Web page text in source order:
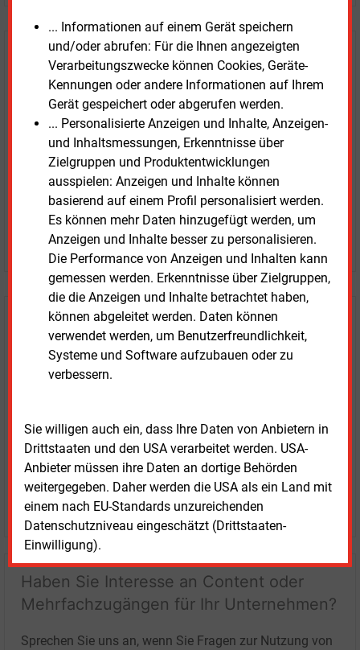
... Informationen auf einem Gerät speichern
und/oder abrufen: Für die Ihnen angezeigten
Verarbeitungszwecke können Cookies, Geräte-
Kennungen oder andere Informationen auf Ihrem
Gerät gespeichert oder abgerufen werden.
... Personalisierte Anzeigen und Inhalte, Anzeigen-
und Inhaltsmessungen, Erkenntnisse über
Zielgruppen und Produktentwicklungen
ausspielen: Anzeigen und Inhalte können
basierend auf einem Profil personalisiert werden.
Es können mehr Daten hinzugefügt werden, um
Anzeigen und Inhalte besser zu personalisieren.
Die Performance von Anzeigen und Inhalten kann
gemessen werden. Erkenntnisse über Zielgruppen,
die die Anzeigen und Inhalte betrachtet haben,
können abgeleitet werden. Daten können
verwendet werden, um Benutzerfreundlichkeit,
Systeme und Software aufzubauen oder zu
verbessern.
Sie willigen auch ein, dass Ihre Daten von Anbietern in
Drittstaaten und den USA verarbeitet werden. USA-
Anbieter müssen ihre Daten an dortige Behörden
weitergegeben. Daher werden die USA als ein Land mit
einem nach EU-Standards unzureichenden
Datenschutzniveau eingeschätzt (Drittstaaten-
Einwilligung).
Testen SieE&M
kostenlos und
unverbindlich
Zwei Wochen kostenfreier Zugang
Zugang auf stündlich aktualisierte Nachrichten mit
Prognose- und Marktdaten
+ einmal täglich E&M daily
+ zwei Ausgaben der Zeitung E&M
ohne automatische Verlängerung
JETZT KOSTENLOS TESTEN
Login für Kunden
LOGIN
Haben Sie Interesse an Content oder
Mehrfachzugängen für Ihr Unternehmen?
Sprechen Sie uns an, wenn Sie Fragen zur Nutzung von